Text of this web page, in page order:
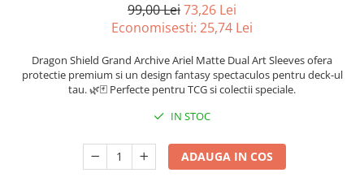
Carti de joc
Alte produse Hobby
99,00 Lei73,26 Lei
Economisesti: 25,74 Lei
Dragon Shield Grand Archive Ariel Matte Dual Art Sleeves ofera
protectie premium si un design fantasy spectaculos pentru deck-ul
tau. 🌿🃏 Perfecte pentru TCG si colectii speciale.
IN STOC
ADAUGA IN COS